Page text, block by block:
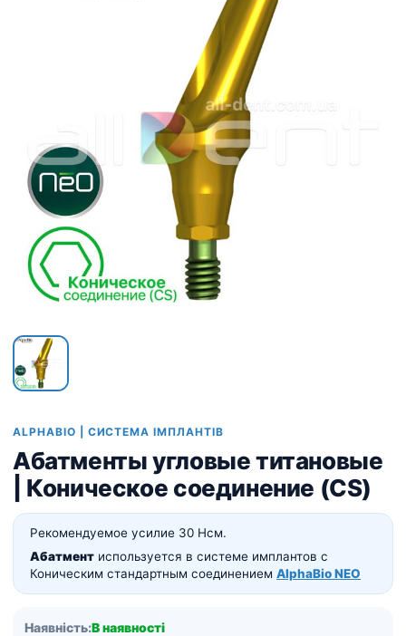
ALPHABIO | СИСТЕМА ІМПЛАНТІВ
Абатменты угловые титановые
| Коническое соединение (CS)
Рекомендуемое усилие 30 Нсм.
Абатмент используется в системе имплантов с
Коническим стандартным соединением AlphaBio NEO
Наявність:В наявності